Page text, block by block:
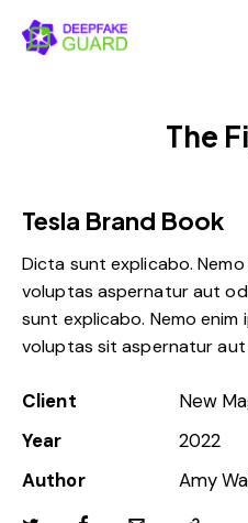
The
Tesla Brand Book
Dicta sunt explicabo.
voluptas aspernatur aut
sunt explicabo. Nemo
voluptas sit aspernatur
Client
New
Year
2022
Author
Amy